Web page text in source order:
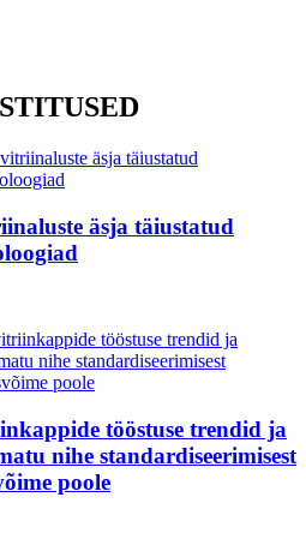
äsja täiustatud
tööstuse trendid ja
nihe standardiseerimisest
poole